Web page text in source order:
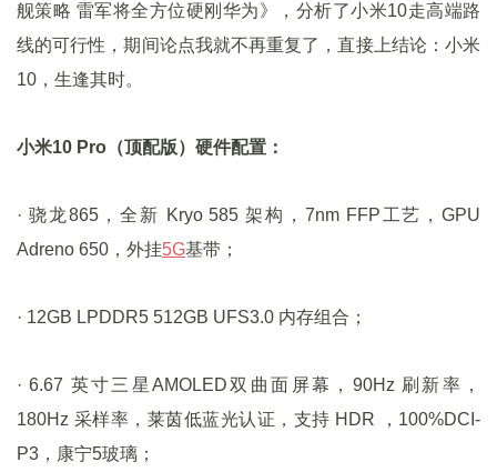
舰策略 雷军将全方位硬刚华为》，分析了小米10走高端路
线的可行性，期间论点我就不再重复了，直接上结论：小米
10，生逢其时。
小米10 Pro（顶配版）硬件配置：
· 骁龙865，全新 Kryo 585 架构，7nm FFP工艺，GPU
Adreno 650，外挂5G基带；
· 12GB LPDDR5 512GB UFS3.0 内存组合；
· 6.67 英寸三星AMOLED双曲面屏幕，90Hz 刷新率，
180Hz 采样率，莱茵低蓝光认证，支持 HDR ，100%DCI-
P3，康宁5玻璃；